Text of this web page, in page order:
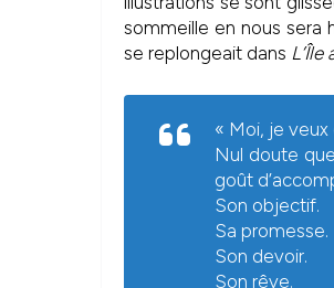
sommeille en nous sera
se replongeait dans L’Île
« Moi, je veux
Nul doute
goût
Son objectif.
Sa promesse.
Son devoir.
Son rêve.